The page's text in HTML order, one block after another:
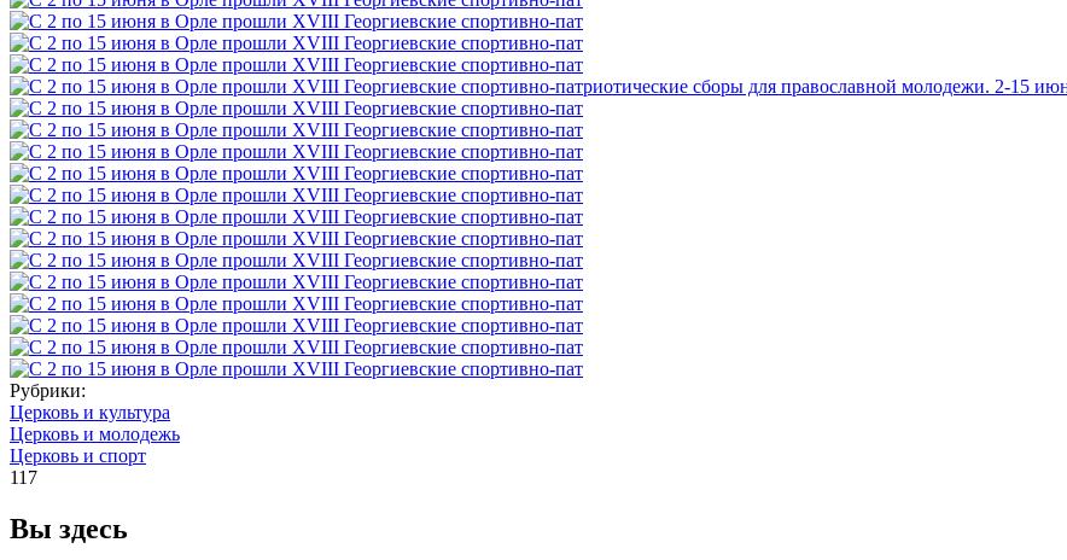
Рубрики:
Церковь и культура
Церковь и молодежь
Церковь и спорт
117
Вы здесь